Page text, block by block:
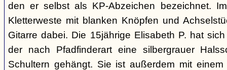
den er selbst als KP-Abzeichen bezeichnet.
Kletterweste mit blanken Knöpfen und
Gitarre dabei. Die 15jährige Elisabeth P. hat
der nach Pfadfinderart eine silbergrauer
Schultern gehängt. Sie ist außerdem mit